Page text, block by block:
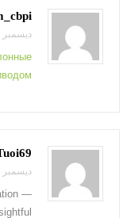
ديسمبر 5, 2025 الي 2:37 م
ديسمبر 5, 2025 الي 6:12 م
—